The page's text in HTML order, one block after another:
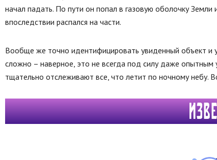
начал падать. По пути он попал в газовую оболочку Земли
впоследствии распался на части.
Вообще же точно идентифицировать увиденный объект и
сложно – наверное, это не всегда под силу даже
тщательно отслеживают все, что летит по ночному